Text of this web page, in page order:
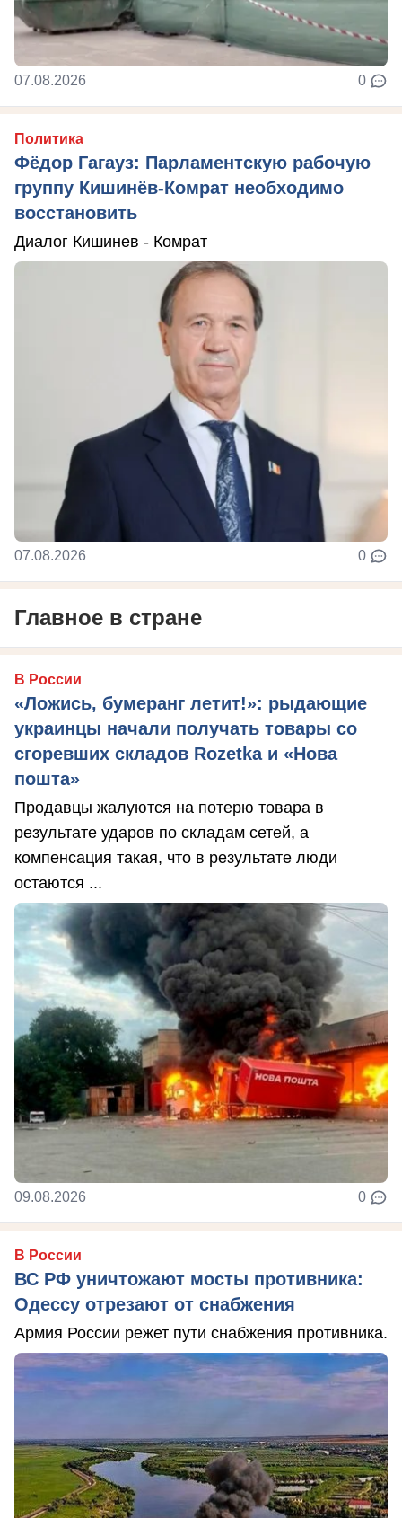
07.08.2026 0
Политика
Фёдор Гагауз: Парламентскую рабочую
группу Кишинёв-Комрат необходимо
восстановить
Диалог Кишинев - Комрат
07.08.2026 0
Главное в стране
В России
«Ложись, бумеранг летит!»: рыдающие
украинцы начали получать товары со
сгоревших складов Rozetka и «Нова
пошта»
Продавцы жалуются на потерю товара в
результате ударов по складам сетей, а
компенсация такая, что в результате люди
остаются ...
09.08.2026 0
В России
ВС РФ уничтожают мосты противника:
Одессу отрезают от снабжения
Армия России режет пути снабжения противника.